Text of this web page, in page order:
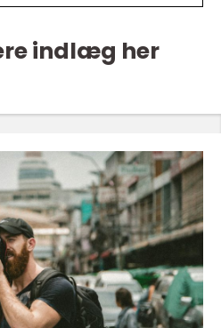
indlæg her